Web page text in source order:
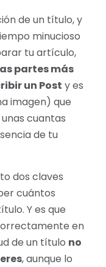
de un título, y
minucioso
tu artículo,
partes más
un Post y es
imagen) que
cuantas
de tu
dos claves
cuántos
Y es que
en
de un título no
, aunque lo